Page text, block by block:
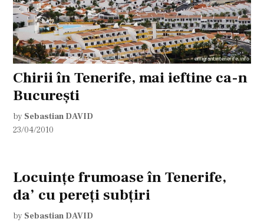
Chirii în Tenerife, mai ieftine ca-n
Bucureşti
by Sebastian DAVID
23/04/2010
Locuinţe frumoase în Tenerife,
da’ cu pereţi subţiri
by Sebastian DAVID